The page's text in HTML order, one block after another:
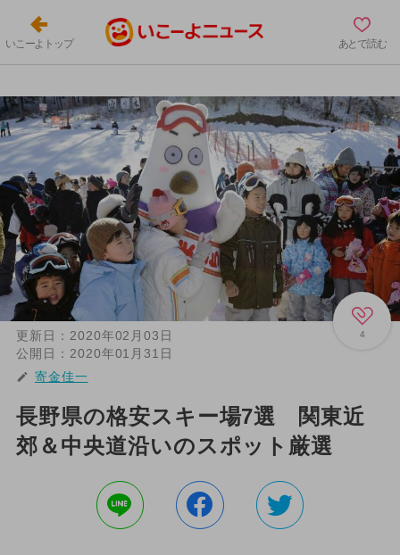
いこーよトップ あとで読む
4
更新日： 2020年02月03日
公開日： 2020年01月31日
寄金佳一
長野県の格安スキー場7選 関東近
郊＆中央道沿いのスポット厳選